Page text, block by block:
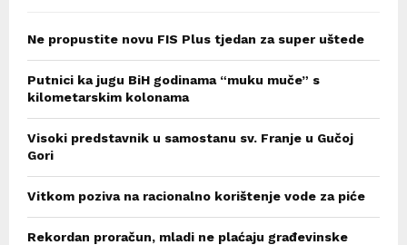
Ne propustite novu FIS Plus tjedan za super uštede
Putnici ka jugu BiH godinama “muku muče” s
kilometarskim kolonama
Visoki predstavnik u samostanu sv. Franje u Gučoj
Gori
Vitkom poziva na racionalno korištenje vode za piće
Rekordan proračun, mladi ne plaćaju građevinske